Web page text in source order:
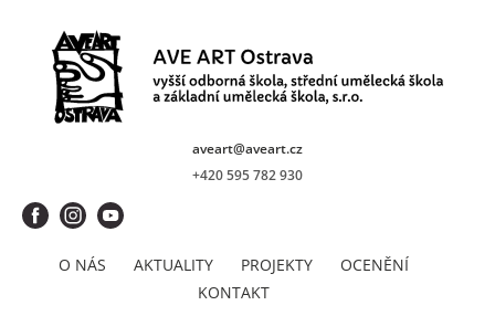
O NÁS AKTUALITY PROJEKTY
OCENĚNÍ
KONTAKT
aveart@aveart.cz
+420 595 782 930